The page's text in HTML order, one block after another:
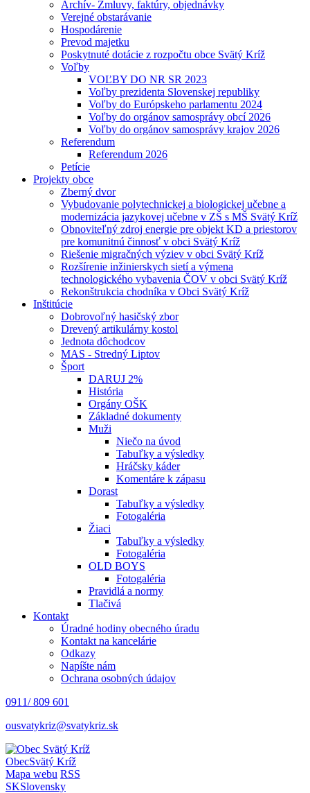
Archív- Zmluvy, faktúry, objednávky
Verejné obstarávanie
Hospodárenie
Prevod majetku
Poskytnuté dotácie z rozpočtu obce Svätý Kríž
Voľby
VOĽBY DO NR SR 2023
Voľby prezidenta Slovenskej republiky
Voľby do Európskeho parlamentu 2024
Voľby do orgánov samosprávy obcí 2026
Voľby do orgánov samosprávy krajov 2026
Referendum
Referendum 2026
Petície
Projekty obce
Zberný dvor
Vybudovanie polytechnickej a biologickej učebne a
modernizácia jazykovej učebne v ZŠ s MŠ Svätý Kríž
Obnoviteľný zdroj energie pre objekt KD a priestorov
pre komunitnú činnosť v obci Svätý Kríž
Riešenie migračných výziev v obci Svätý Kríž
Rozšírenie inžinierskych sietí a výmena
technologického vybavenia ČOV v obci Svätý Kríž
Rekonštrukcia chodníka v Obci Svätý Kríž
Inštitúcie
Dobrovoľný hasičský zbor
Drevený artikulárny kostol
Jednota dôchodcov
MAS - Stredný Liptov
Šport
DARUJ 2%
História
Orgány OŠK
Základné dokumenty
Muži
Niečo na úvod
Tabuľky a výsledky
Hráčsky káder
Komentáre k zápasu
Dorast
Tabuľky a výsledky
Fotogaléria
Žiaci
Tabuľky a výsledky
Fotogaléria
OLD BOYS
Fotogaléria
Pravidlá a normy
Tlačivá
Kontakt
Úradné hodiny obecného úradu
Kontakt na kancelárie
Odkazy
Napíšte nám
Ochrana osobných údajov
0911/ 809 601
ousvatykriz@svatykriz.sk
ObecSvätý Kríž
Mapa webu RSS
SKSlovensky